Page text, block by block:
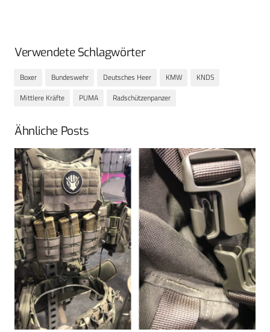
Verwendete Schlagwörter
Boxer Bundeswehr Deutsches Heer KMW
KNDS
Mittlere Kräfte
PUMA Radschützenpanzer
Ähnliche Posts